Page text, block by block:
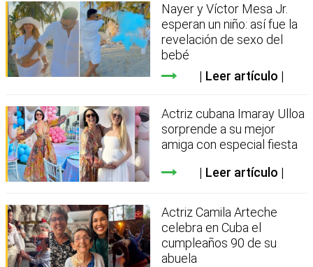
Nayer y Víctor Mesa Jr.
esperan un niño: así fue la
revelación de sexo del
bebé
Leer artículo
Actriz cubana Imaray Ulloa
sorprende a su mejor
amiga con especial fiesta
Leer artículo
Actriz Camila Arteche
celebra en Cuba el
cumpleaños 90 de su
abuela